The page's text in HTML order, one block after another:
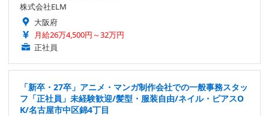
株式会社ELM
大阪府
月給26万4,500円～32万円
正社員
「新卒・27卒」アニメ・マンガ制作会社での一般事務スタッ
フ「正社員」未経験歓迎/髪型・服装自由/ネイル・ピアスO
K/名古屋市中区錦4丁目